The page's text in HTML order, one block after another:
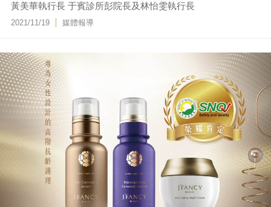
黃美華執行長 于賓診所彭院長及林怡雯執行長
2021/11/19 媒體報導